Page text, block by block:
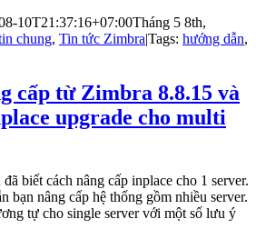
10T21:37:16+07:00Tháng 5 8th,
chung, Tin tức Zimbra|Tags: hướng dẫn,
cấp từ Zimbra 8.8.15 và
upgrade cho multi
biết cách nâng cấp inplace cho 1 server.
bạn nâng cấp hệ thống gồm nhiều server.
tự cho single server với một số lưu ý